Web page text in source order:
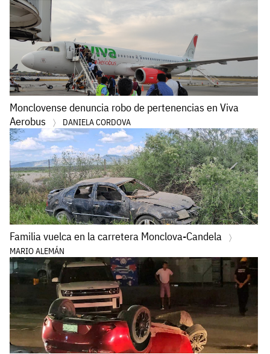
Monclovense denuncia robo de pertenencias en Viva
Aerobus
DANIELA CORDOVA
Familia vuelca en la carretera Monclova-Candela
MARIO ALEMÁN